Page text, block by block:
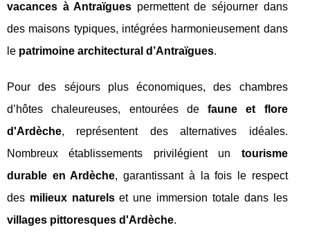
vacances à Antraïgues permettent de séjourner dans
des maisons typiques, intégrées harmonieusement dans
le patrimoine architectural d’Antraïgues.
Pour des séjours plus économiques, des chambres
d’hôtes chaleureuses, entourées defaune et flore
d'Ardèche, représentent des alternatives idéales.
Nombreux établissements privilégient un tourisme
durable en Ardèche, garantissant à la fois le respect
des milieux naturelset une immersion totale dans les
villages pittoresques d'Ardèche.